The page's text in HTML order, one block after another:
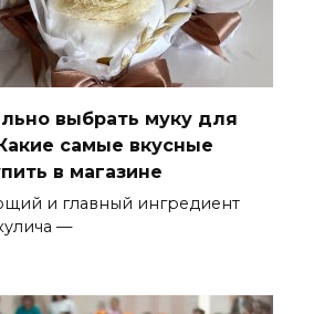
выбрать муку для
самые вкусные
в магазине
и главный ингредиент
—